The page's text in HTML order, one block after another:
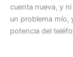
cuenta nueva, y
un problema mío,
potencia del